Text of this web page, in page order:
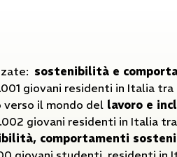
sostenibilità e
giovani residenti in Italia tra
verso il mondo del lavoro e
giovani residenti in Italia tra
comportamenti